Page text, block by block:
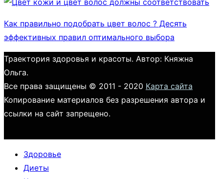
Как правильно подобрать цвет волос ? Десять
эффективных правил оптимального выбора
Траектория здоровья и красоты. Автор: Княжна
Ольга.
Все права защищены © 2011 - 2020 Карта сайта
Копирование материалов без разрешения автора и
ссылки на сайт запрещено.
Здоровье
Диеты